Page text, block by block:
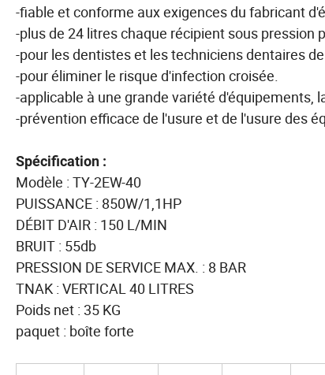
-fiable et conforme aux exigences du fabricant
-plus de 24 litres chaque récipient sous
-pour les dentistes et les techniciens dentaires
-pour éliminer le risque d'infection croisée.
-applicable à une grande variété d'équipements,
-prévention efficace de l'usure et de l'usure des
Spécification :
Modèle : TY-2EW-40
PUISSANCE : 850W/1,1HP
DÉBIT D'AIR : 150 L/MIN
BRUIT : 55db
PRESSION DE SERVICE MAX. : 8 BAR
TNAK : VERTICAL 40 LITRES
Poids net : 35 KG
paquet : boîte forte